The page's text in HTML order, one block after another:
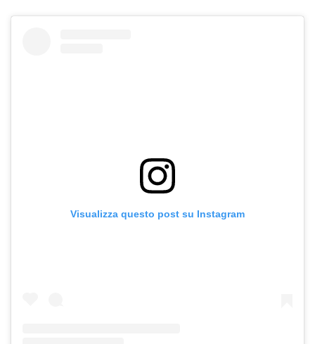
Visualizza questo post su Instagram